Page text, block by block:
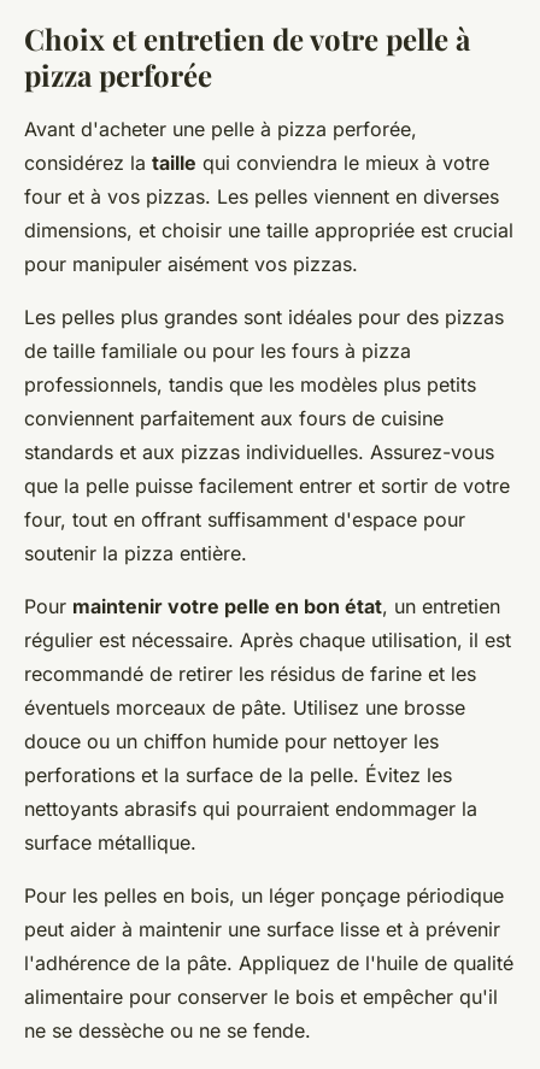
Choix et entretien de votre pelle à
pizza perforée
Avant d'acheter une pelle à pizza perforée,
considérez la taille qui conviendra le mieux à votre
four et à vos pizzas. Les pelles viennent en diverses
dimensions, et choisir une taille appropriée est crucial
pour manipuler aisément vos pizzas.
Les pelles plus grandes sont idéales pour des pizzas
de taille familiale ou pour les fours à pizza
professionnels, tandis que les modèles plus petits
conviennent parfaitement aux fours de cuisine
standards et aux pizzas individuelles. Assurez-vous
que la pelle puisse facilement entrer et sortir de votre
four, tout en offrant suffisamment d'espace pour
soutenir la pizza entière.
Pour maintenir votre pelle en bon état, un entretien
régulier est nécessaire. Après chaque utilisation, il est
recommandé de retirer les résidus de farine et les
éventuels morceaux de pâte. Utilisez une brosse
douce ou un chiffon humide pour nettoyer les
perforations et la surface de la pelle. Évitez les
nettoyants abrasifs qui pourraient endommager la
surface métallique.
Pour les pelles en bois, un léger ponçage périodique
peut aider à maintenir une surface lisse et à prévenir
l'adhérence de la pâte. Appliquez de l'huile de qualité
alimentaire pour conserver le bois et empêcher qu'il
ne se dessèche ou ne se fende.